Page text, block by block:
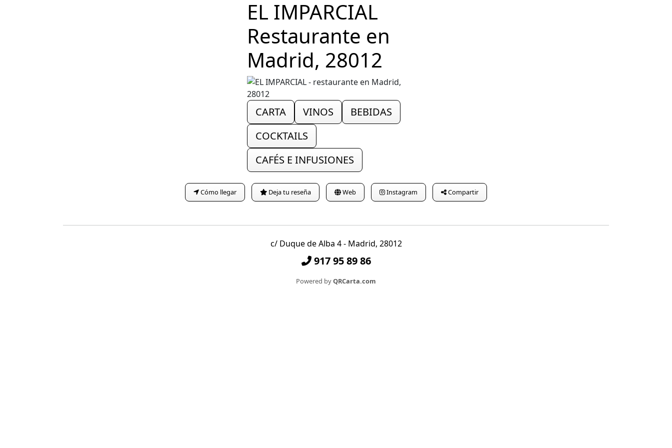
EL IMPARCIAL
Restaurante en
Madrid, 28012
CARTA VINOS
BEBIDAS
COCKTAILS
CAFÉS E INFUSIONES
Cómo llegar Deja tu reseña Web Instagram Compartir
c/ Duque de Alba 4 - Madrid, 28012
917 95 89 86
Powered byQRCarta.com